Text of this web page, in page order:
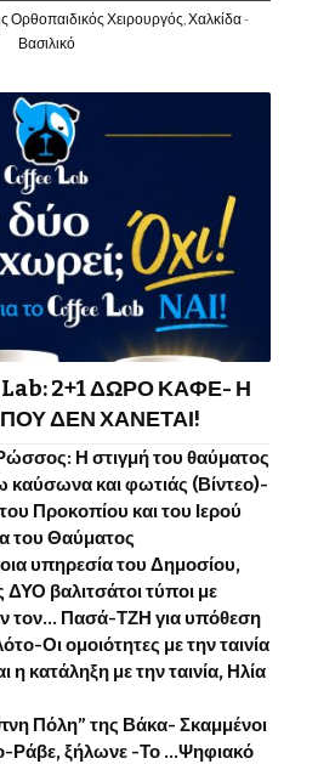
Ορθοπαιδικός Χειρουργός, Χαλκίδα -
Βασιλικό
2+1 ΔΩΡΟ ΚΑΦΕ- Η
ΔΕΝ ΧΑΝΕΤΑΙ!
Η στιγμή του θαύματος
καύσωνα και φωτιάς (Βίντεο)-
Προκοπίου και του Ιερού
του Θαύματος
υπηρεσία του Δημοσίου,
βαλιτσάτοι τύποι με
τον… Πασά-ΤΖΗ για υπόθεση
Οι ομοιότητες με την ταινία
η κατάληξη με την ταινία, Ηλία
Πόλη” της Βάκα- Σκαμμένοι
Ράβε, ξήλωνε -Το …Ψηφιακό